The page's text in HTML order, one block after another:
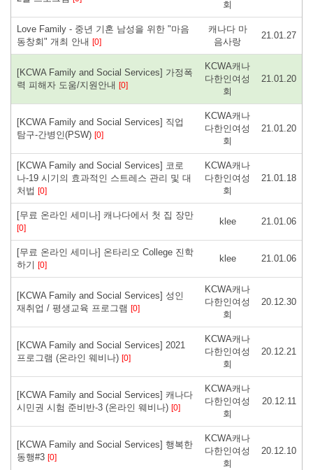
회
Love Family - 중년 기혼 남성을 위한 "마음
동창회" 개최 안내 [0]
캐나다 마
음사랑
21.01.27
[KCWA Family and Social Services] 가정폭
력 피해자 도움/지원안내 [0]
KCWA캐나
다한인여성
회
21.01.20
[KCWA Family and Social Services] 직업
탐구-간병인(PSW) [0]
KCWA캐나
다한인여성
회
21.01.20
[KCWA Family and Social Services] 코로
나-19 시기의 효과적인 스트레스 관리 및 대
처법 [0]
KCWA캐나
다한인여성
회
21.01.18
[무료 온라인 세미나] 캐나다에서 첫 집 장만
[0]
klee 21.01.06
[무료 온라인 세미나] 온타리오 College 진학
하기 [0]
klee 21.01.06
[KCWA Family and Social Services] 성인
재취업 / 평생교육 프로그램 [0]
KCWA캐나
다한인여성
회
20.12.30
[KCWA Family and Social Services] 2021
프로그램 (온라인 웨비나) [0]
KCWA캐나
다한인여성
회
20.12.21
[KCWA Family and Social Services] 캐나다
시민권 시험 준비반-3 (온라인 웨비나) [0]
KCWA캐나
다한인여성
회
20.12.11
[KCWA Family and Social Services] 행복한
동행#3 [0]
KCWA캐나
다한인여성
회
20.12.10